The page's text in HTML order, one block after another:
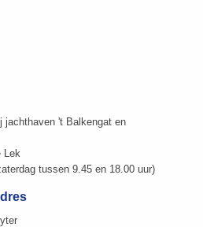
jachthaven 't Balkengat en
Lek
tussen 9.45 en 18.00 uur)